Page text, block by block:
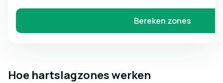
Bereken zones
Hoe hartslagzones werken